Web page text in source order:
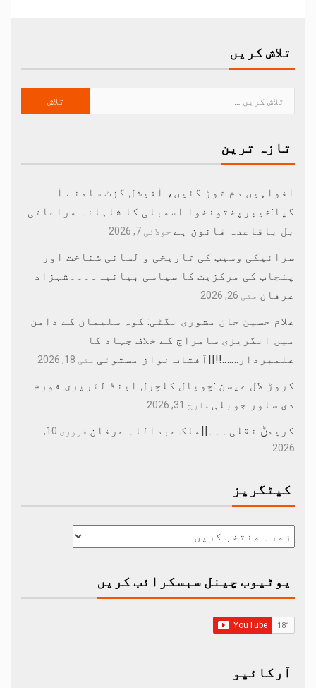
تلاش کریں
تازہ ترین
افواہیں دم توڑ گئیں، آفیشل گزٹ سامنے آ
گیا:خیبرپختونخوا اسمبلی کا شاہانہ مراعاتی
بل باقاعدہ قانون ہے جولائی 7, 2026
سرائیکی وسیب کی تاریخی و لسانی شناخت اور
پنجاب کی مرکزیت کا سیاسی بیانیہ۔۔۔۔شہزاد
عرفان مئی 26, 2026
غلام حسین خان مشوری بگٹی: کوہ سلیمان کے دامن
میں انگریزی سامراج کے خلاف جہاد کا
علمبردار…….!!||آفتاب نواز مستوئی مئی 18, 2026
کروڑ لال عیسن :چوپال کلچرل اینڈ لٹریری فورم
دی سلور جوبلی مارچ 31, 2026
کریمݨ نقلی۔۔۔||ملک عبداللہ عرفان
فروری 10,
2026
کیٹگریز
یوٹیوب چینل سبسکرائب کریں
آرکائیو